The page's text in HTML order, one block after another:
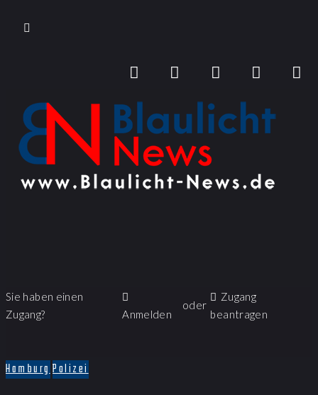
Sie haben einen
Zugang?
Anmelden
oder
Zugang
beantragen
HamburgPolizei